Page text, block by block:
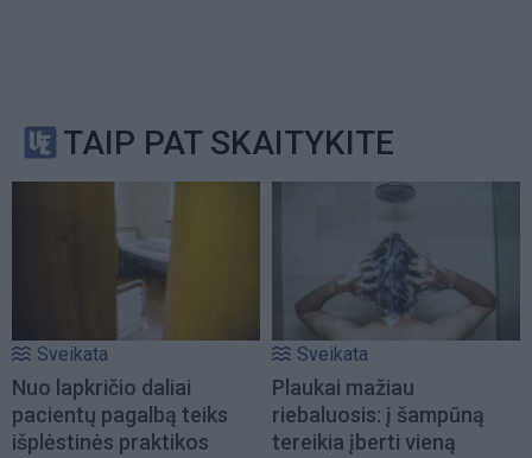
TAIP PAT SKAITYKITE
Sveikata
Nuo lapkričio daliai
pacientų pagalbą teiks
išplėstinės praktikos
Sveikata
Plaukai mažiau
riebaluosis: į šampūną
tereikia įberti vieną